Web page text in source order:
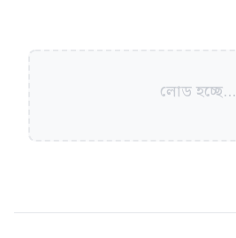
লোড হচ্ছে...